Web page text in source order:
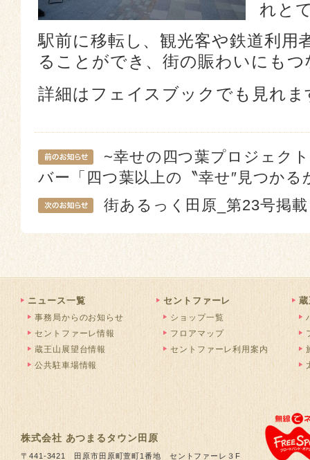
れと
駅前に移転し、観光客や鉄道利用
ることができ、街の賑わいにも
詳細はフェイスブックでも見
~幸せの四つ葉プロジェク
バー「四つ葉以上の〝幸せ″見つか
街あるっく田原_第23号掲載
ニュース一覧
事務局からのお知らせ
セントファーレ情報
蔵王山展望台情報
公共駐車場情報
セントファーレ
ショップ一覧
フロアマップ
セントファーレ利用案内
株式会社 あつまるタウン田原
〒441-3421 田原市田原町萱町1番地 セントファーレ３F